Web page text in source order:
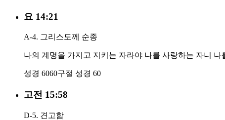
요 14:21
A-4. 그리스도께 순종
나의 계명을 가지고 지키는 자라야 나를 사랑하는 자니
성경 6060구절 성경 60
고전 15:58
D-5. 견고함